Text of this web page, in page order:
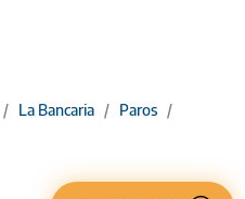
/ La Bancaria / Paros /